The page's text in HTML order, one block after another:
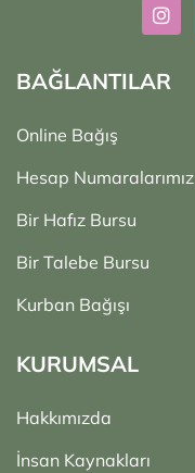
BAĞLANTILAR
Online Bağış
Hesap Numaralarımız
Bir Hafız Bursu
Bir Talebe Bursu
Kurban Bağışı
KURUMSAL
Hakkımızda
İnsan Kaynakları